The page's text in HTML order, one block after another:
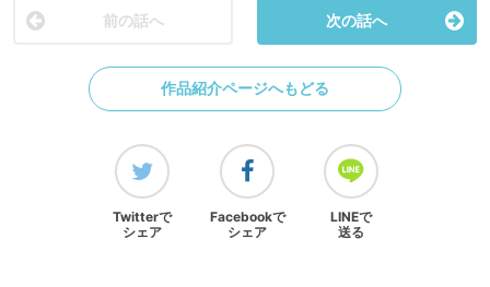
前の話へ 次の話へ
作品紹介ページへもどる
Twitterで
シェア
Facebookで
シェア
LINEで
送る